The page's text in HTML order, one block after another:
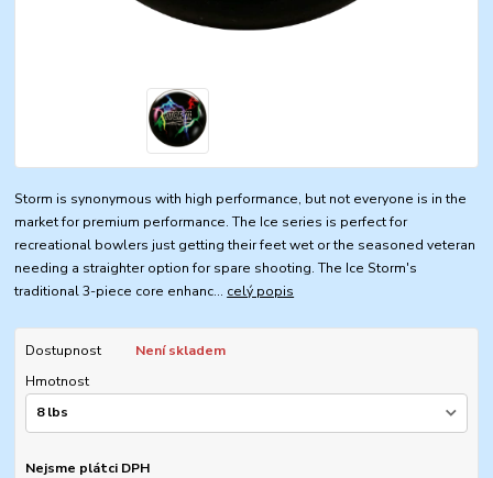
Storm is synonymous with high performance, but not everyone is in the
market for premium performance. The Ice series is perfect for
recreational bowlers just getting their feet wet or the seasoned veteran
needing a straighter option for spare shooting. The Ice Storm's
traditional 3-piece core enhanc... celý popis
Dostupnost
Není skladem
Hmotnost
Nejsme plátci DPH